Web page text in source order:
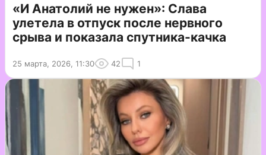
«И Анатолий не нужен»: Слава
улетела в отпуск после нервного
срыва и показала спутника-качка
25 марта, 2026, 11:30 42 1